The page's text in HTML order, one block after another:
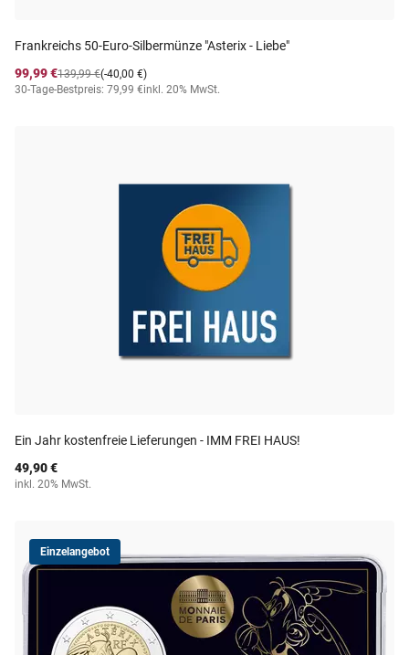
Frankreichs 50-Euro-Silbermünze "Asterix - Liebe"
99,99 €
(-40,00 €)
139,99 €
30-Tage-Bestpreis: 79,99 €inkl. 20% MwSt.
Ein Jahr kostenfreie Lieferungen - IMM FREI HAUS!
49,90 €
inkl. 20% MwSt.
Einzelangebot